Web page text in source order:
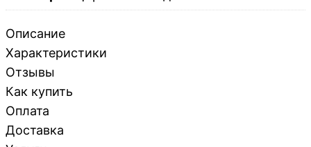
Описание
Характеристики
Отзывы
Как купить
Оплата
Доставка